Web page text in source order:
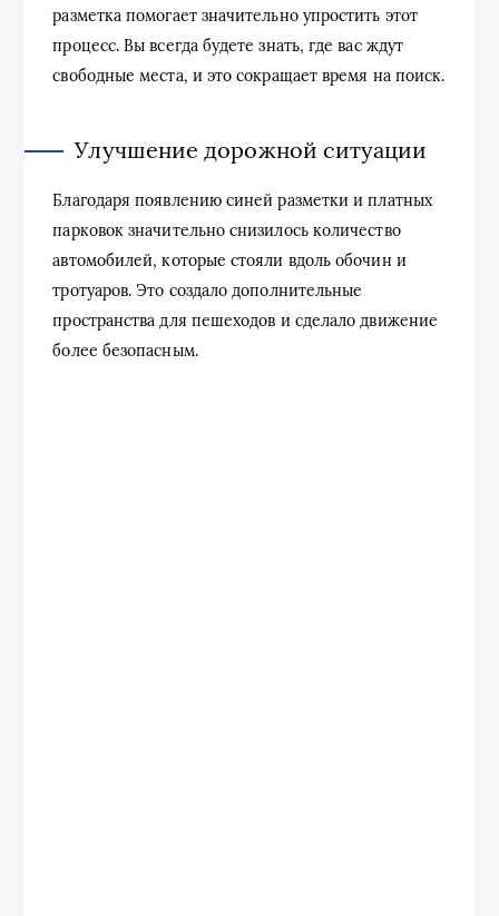
разметка помогает значительно упростить этот
процесс. Вы всегда будете знать, где вас ждут
свободные места, и это сокращает время на поиск.
Улучшение дорожной ситуации
Благодаря появлению синей разметки и платных
парковок значительно снизилось количество
автомобилей, которые стояли вдоль обочин и
тротуаров. Это создало дополнительные
пространства для пешеходов и сделало движение
более безопасным.